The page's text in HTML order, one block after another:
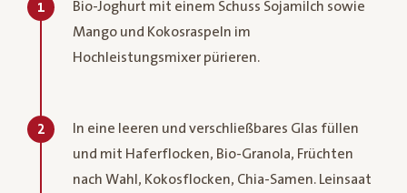
1
Bio-Joghurt mit einem Schuss Sojamilch sowie
Mango und Kokosraspeln im
Hochleistungsmixer pürieren.
2
In eine leeren und verschließbares Glas füllen
und mit Haferflocken, Bio-Granola, Früchten
nach Wahl, Kokosflocken, Chia-Samen. Leinsaat